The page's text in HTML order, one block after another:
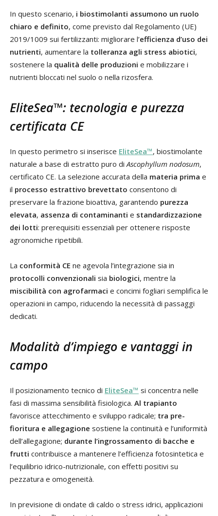
In questo scenario, i biostimolanti assumono un ruolo
chiaro e definito, come previsto dal Regolamento (UE)
2019/1009 sui fertilizzanti: migliorare l’efficienza d’uso dei
nutrienti, aumentare la tolleranza agli stress abiotici,
sostenere la qualità delle produzioni e mobilizzare i
nutrienti bloccati nel suolo o nella rizosfera.
EliteSea™: tecnologia e purezza
certificata CE
In questo perimetro si inserisce EliteSea™, biostimolante
naturale a base di estratto puro di Ascophyllum nodosum,
certificato CE. La selezione accurata della materia prima e
il processo estrattivo brevettato consentono di
preservare la frazione bioattiva, garantendo purezza
elevata, assenza di contaminanti e standardizzazione
dei lotti: prerequisiti essenziali per ottenere risposte
agronomiche ripetibili.
La conformità CE ne agevola l’integrazione sia in
protocolli convenzionali sia biologici, mentre la
miscibilità con agrofarmaci e concimi fogliari semplifica le
operazioni in campo, riducendo la necessità di passaggi
dedicati.
Modalità d’impiego e vantaggi in
campo
Il posizionamento tecnico di EliteSea™ si concentra nelle
fasi di massima sensibilità fisiologica. Al trapianto
favorisce attecchimento e sviluppo radicale; tra pre-
fioritura e allegagione sostiene la continuità e l’uniformità
dell’allegagione; durante l’ingrossamento di bacche e
frutti contribuisce a mantenere l’efficienza fotosintetica e
l’equilibrio idrico-nutrizionale, con effetti positivi su
pezzatura e omogeneità.
In previsione di ondate di caldo o stress idrici, applicazioni